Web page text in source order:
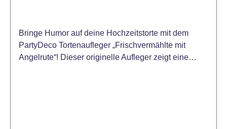
Bringe Humor auf deine Hochzeitstorte mit dem
PartyDeco Tortenaufleger „Frischvermählte mit
Angelrute“! Dieser originelle Aufleger zeigt eine